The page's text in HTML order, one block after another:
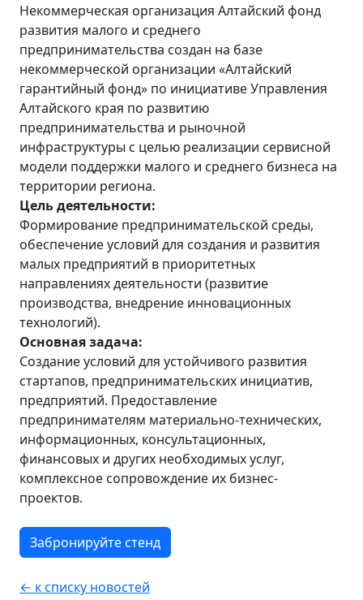
Некоммерческая организация Алтайский фонд
развития малого и среднего
предпринимательства создан на базе
некоммерческой организации «Алтайский
гарантийный фонд» по инициативе Управления
Алтайского края по развитию
предпринимательства и рыночной
инфраструктуры с целью реализации сервисной
модели поддержки малого и среднего бизнеса на
территории региона.
Цель деятельности:
Формирование предпринимательской среды,
обеспечение условий для создания и развития
малых предприятий в приоритетных
направлениях деятельности (развитие
производства, внедрение инновационных
технологий).
Основная задача:
Создание условий для устойчивого развития
стартапов, предпринимательских инициатив,
предприятий. Предоставление
предпринимателям материально-технических,
информационных, консультационных,
финансовых и других необходимых услуг,
комплексное сопровождение их бизнес-
проектов.
Забронируйте стенд
← к списку новостей